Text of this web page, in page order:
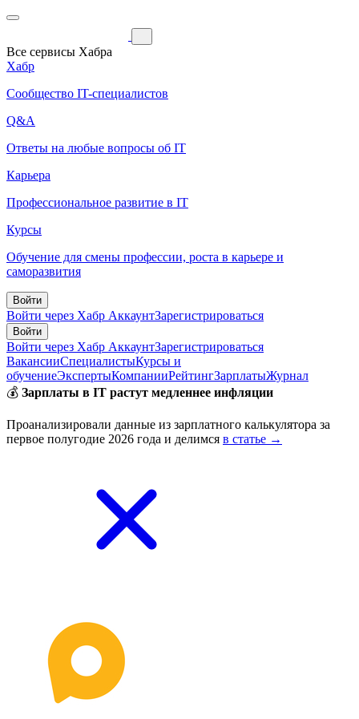
Все сервисы Хабра
Хабр
Сообщество IT-специалистов
Q&A
Ответы на любые вопросы об IT
Карьера
Профессиональное развитие в IT
Курсы
Обучение для смены профессии, роста в карьере и
саморазвития
Войти
Войти через Хабр АккаунтЗарегистрироваться
Войти
Войти через Хабр АккаунтЗарегистрироваться
ВакансииСпециалистыКурсы и
обучениеЭкспертыКомпанииРейтингЗарплатыЖурнал
💰 Зарплаты в IT растут медленнее инфляции
Проанализировали данные из зарплатного калькулятора за
первое полугодие 2026 года и делимся в статье →